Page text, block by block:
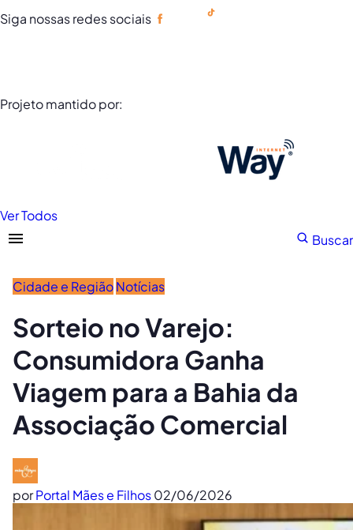
Siga nossas redes sociais
Projeto mantido por:
Ver Todos
Buscar
Cidade e RegiãoNotícias
Sorteio no Varejo:
Consumidora Ganha
Viagem para a Bahia da
Associação Comercial
porPortal Mães e Filhos02/06/2026